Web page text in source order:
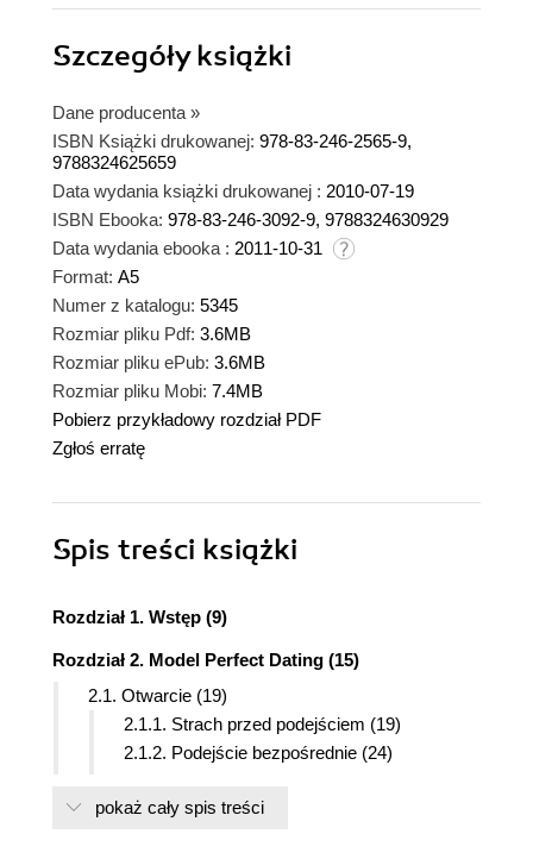
Szczegółyksiążki
Dane producenta »
ISBN Książki drukowanej: 978-83-246-2565-9,
9788324625659
Data wydania książki drukowanej : 2010-07-19
ISBN Ebooka: 978-83-246-3092-9, 9788324630929
Data wydania ebooka : 2011-10-31
Format: A5
Numer z katalogu: 5345
Rozmiar pliku Pdf: 3.6MB
Rozmiar pliku ePub: 3.6MB
Rozmiar pliku Mobi: 7.4MB
Pobierz przykładowy rozdział PDF
Zgłoś erratę
Spis treści książki
Rozdział 1. Wstęp (9)
Rozdział 2. Model Perfect Dating (15)
2.1. Otwarcie (19)
2.1.1. Strach przed podejściem (19)
2.1.2. Podejście bezpośrednie (24)
2.1.4. Miejsca, gdzie możesz poznawać
pokaż cały spis treści